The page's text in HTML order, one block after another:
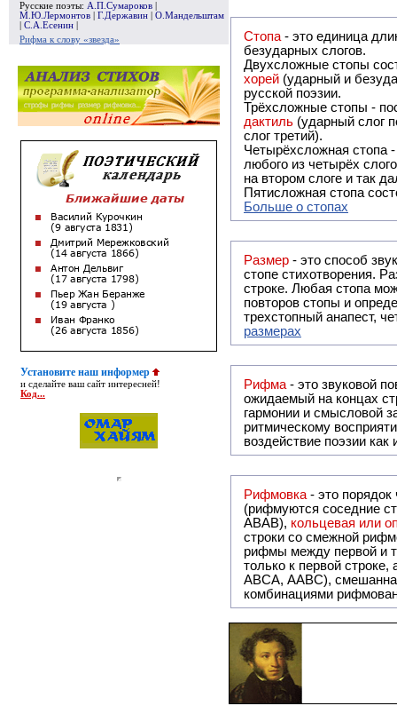
Русские поэты: А.П.Сумароков
М.Ю.Лермонтов
Г.Державин
О.Мандельштам
С.А.Есенин
Рифма к слову «звезда»
Установите наш информер
и сделайте ваш сайт интересней!
Код...
Стопа - это единица
безударных слогов.
Двухсложные стопы
хорей (ударный и
русской поэзии.
Трёхсложные стопы -
дактиль (ударный слог
слог третий).
Четырёхсложная стопа
любого из четырёх
на втором слоге и так
Пятисложная стопа
Больше о стопах
Размер - это способ
стопе стихотворения.
строке. Любая стопа
повторов стопы и
трехстопный анапест,
размерах
Рифма - это звуковой повтор, традиционно используемый в поэзии и, как
ожидаемый на концах
гармонии и смысловой
ритмическому
воздействие поэзии
Рифмовка - это
(рифмуются соседние
ABAB), кольцевая или
строки со смежной
рифмы между первой и
только к первой
ABCA, AABC), смешанная или вольная рифмовка (рифмовка в сложных строфах с различными
комбинациями